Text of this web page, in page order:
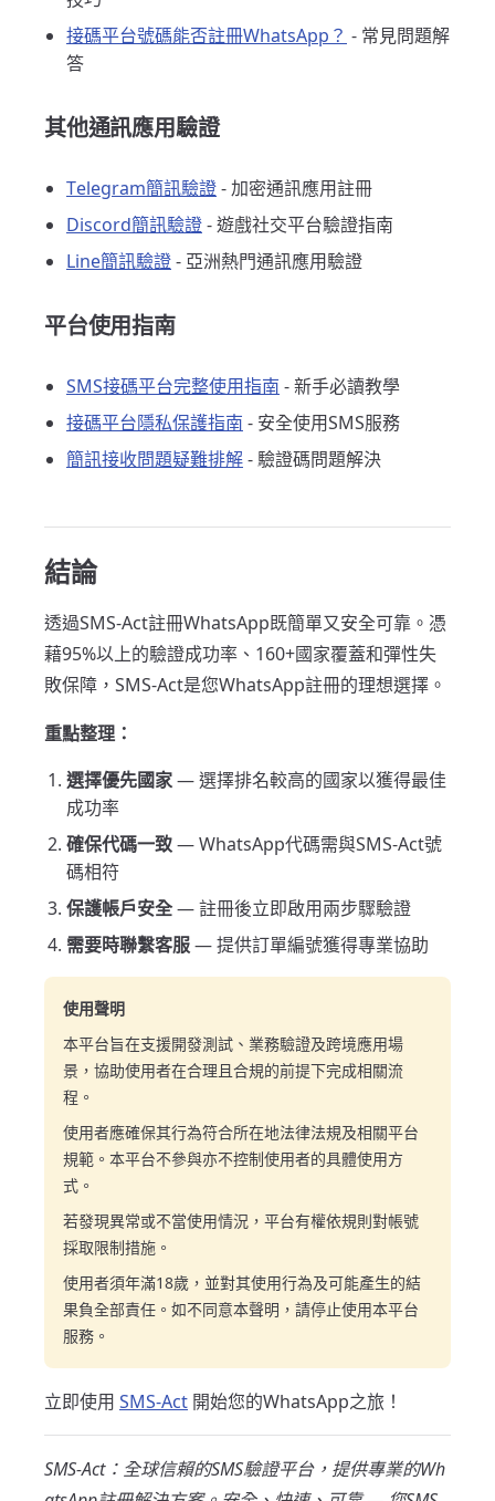
接碼平台號碼能否註冊WhatsApp？ - 常見問題解
答
其他通訊應用驗證
Telegram簡訊驗證- 加密通訊應用註冊
Discord簡訊驗證- 遊戲社交平台驗證指南
Line簡訊驗證- 亞洲熱門通訊應用驗證
平台使用指南
SMS接碼平台完整使用指南 - 新手必讀教學
接碼平台隱私保護指南 - 安全使用SMS服務
簡訊接收問題疑難排解- 驗證碼問題解決
結論
透過SMS-Act註冊WhatsApp既簡單又安全可靠。憑
藉95%以上的驗證成功率、160+國家覆蓋和彈性失
敗保障，SMS-Act是您WhatsApp註冊的理想選擇。
重點整理：
選擇優先國家— 選擇排名較高的國家以獲得最佳
成功率
確保代碼一致— WhatsApp代碼需與SMS-Act號
碼相符
保護帳戶安全— 註冊後立即啟用兩步驟驗證
需要時聯繫客服— 提供訂單編號獲得專業協助
使用聲明
本平台旨在支援開發測試、業務驗證及跨境應用場
景，協助使用者在合理且合規的前提下完成相關流
程。
使用者應確保其行為符合所在地法律法規及相關平台
規範。本平台不參與亦不控制使用者的具體使用方
式。
若發現異常或不當使用情況，平台有權依規則對帳號
採取限制措施。
使用者須年滿18歲，並對其使用行為及可能產生的結
果負全部責任。如不同意本聲明，請停止使用本平台
服務。
立即使用 SMS-Act 開始您的WhatsApp之旅！
SMS-Act：全球信賴的SMS驗證平台，提供專業的Wh